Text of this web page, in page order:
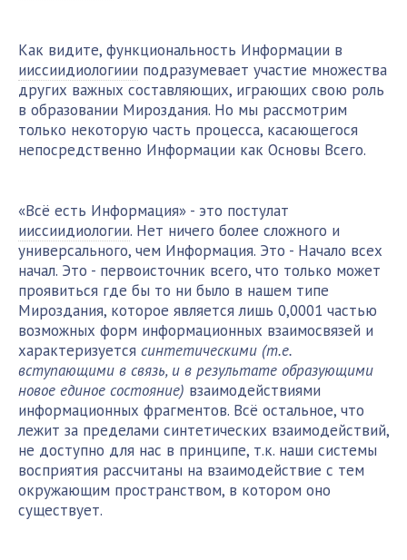
Как видите, функциональность Информации в
ииссиидиологиии подразумевает участие множества
других важных составляющих, играющих свою роль
в образовании Мироздания. Но мы рассмотрим
только некоторую часть процесса, касающегося
непосредственно Информации как Основы Всего.
«Всё есть Информация» - это постулат
ииссиидиологии. Нет ничего более сложного и
универсального, чем Информация. Это - Начало всех
начал. Это - первоисточник всего, что только может
проявиться где бы то ни было в нашем типе
Мироздания, которое является лишь 0,0001 частью
возможных форм информационных взаимосвязей и
характеризуется синтетическими (т.е.
вступающими в связь, и в результате образующими
новое единое состояние) взаимодействиями
информационных фрагментов. Всё остальное, что
лежит за пределами синтетических взаимодействий,
не доступно для нас в принципе, т.к. наши системы
восприятия рассчитаны на взаимодействие с тем
окружающим пространством, в котором оно
существует.